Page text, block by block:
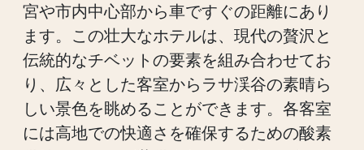
宮や市内中心部から車ですぐの距離にあり
ます。この壮大なホテルは、現代の贅沢と
伝統的なチベットの要素を組み合わせてお
り、広々とした客室からラサ渓谷の素晴ら
しい景色を眺めることができます。各客室
には高地での快適さを確保するための酸素